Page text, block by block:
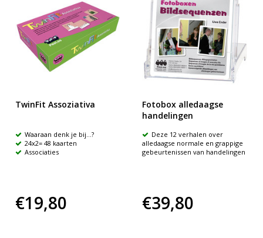
TwinFit Assoziativa
Waaraan denk je bij...?
24x2= 48 kaarten
Associaties
€19,80
Fotobox alledaagse
handelingen
Deze 12 verhalen over
alledaagse normale en grappige
gebeurtenissen van handelingen
€39,80